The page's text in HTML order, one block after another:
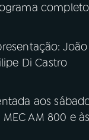
Di Castro
aos
AM 800 e